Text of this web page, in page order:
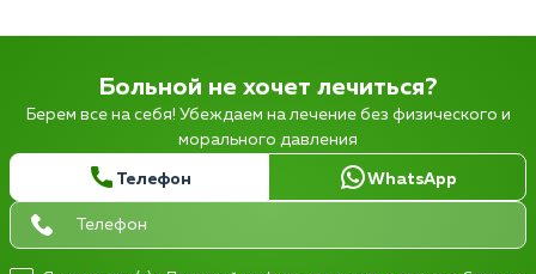
Больной не хочет лечиться?
Берем все на себя! Убеждаем на лечение без физического и
морального давления
Телефон WhatsApp